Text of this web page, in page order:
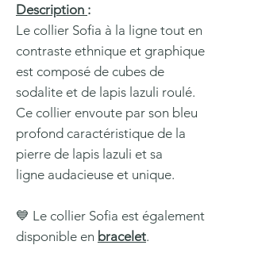
Description :
Le collier Sofia à la ligne tout en
contraste ethnique et graphique
est composé de cubes de
sodalite et de lapis lazuli roulé.
Ce collier envoute par son bleu
profond caractéristique de la
pierre de lapis lazuli et sa
ligne audacieuse et unique.
💙 Le collier Sofia est également
disponible en bracelet.